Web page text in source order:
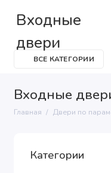
Входные
двери
ВСЕ КАТЕГОРИИ
Входные
Главная Двери по
Категории